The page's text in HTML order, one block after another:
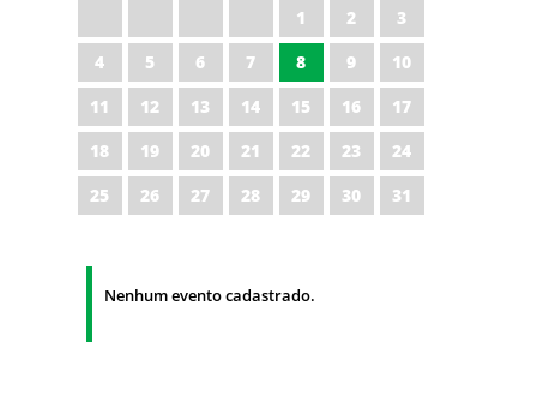
1 2
3
4
5 6 7 8 9
10
11
12 13 14 15 16
17
18
19 20 21 22 23
24
25
26 27 28 29 30 31
Nenhum evento cadastrado.